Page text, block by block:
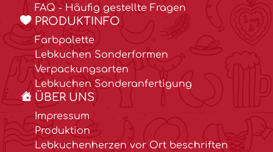
FAQ - Häufig gestellte Fragen
PRODUKTINFO
Farbpalette
Lebkuchen Sonderformen
Verpackungsarten
Lebkuchen Sonderanfertigung
ÜBER UNS
Impressum
Produktion
Lebkuchenherzen vor Ort beschriften